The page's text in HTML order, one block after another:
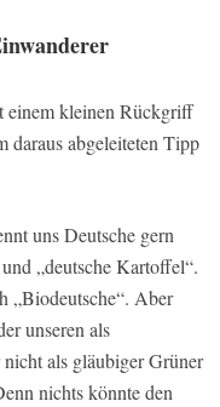
einem kleinen Rückgriff
daraus abgeleiteten Tipp
uns Deutsche gern
„deutsche Kartoffel“.
„Biodeutsche“. Aber
unseren als
als gläubiger Grüner
nichts könnte den